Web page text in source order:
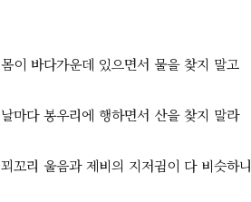
몸이 바다가운데 있으면서 물을 찾지 말고
날마다 봉우리에 행하면서 산을 찾지 말라
꾀꼬리 울음과 제비의 지저귐이 다 비슷하니